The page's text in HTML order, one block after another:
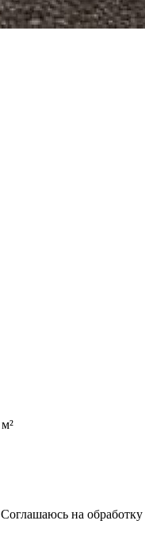
Соглашаюсь на обработку